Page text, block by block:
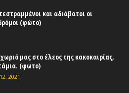
και αδιάβατοι οι
(φώτο)
μας στο έλεος της κακοκαιρίας,
(φωτο)
2021